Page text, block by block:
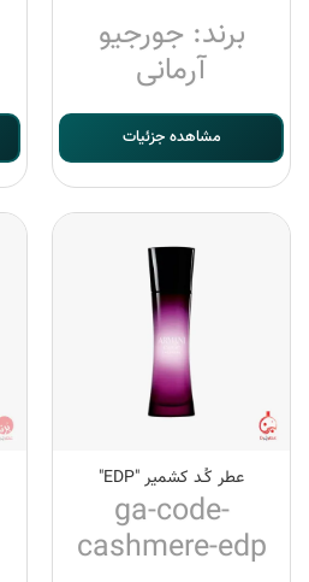
برند: جورجیو
آرمانی
مشاهده جزئیات
عطر کُـد کشمیر "EDP"
ga-code-
cashmere-edp